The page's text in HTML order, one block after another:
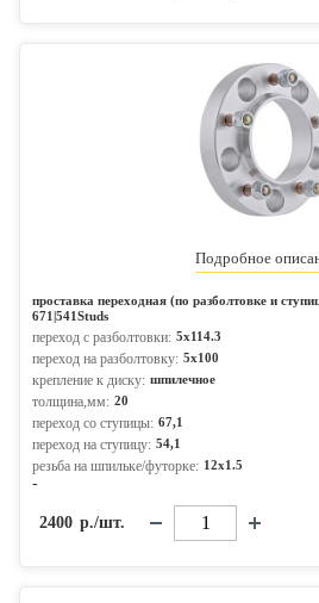
Подробное
проставка переходная (по разболтовке и
671|541Studs
переход с разболтовки: 5x114.3
переход на разболтовку: 5x100
крепление к диску: шпилечное
толщина,мм: 20
переход со ступицы: 67,1
переход на ступицу: 54,1
резьба на шпильке/футорке: 12x1.5
-
2400 р./шт.